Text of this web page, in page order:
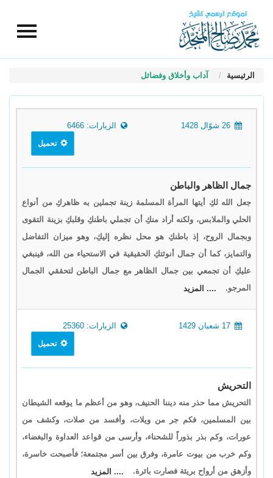
الرئيسية آداب وأخلاق وفضائل
الزيارات: 6466
تحميل
جمال الظاهر والباطن
جعل الله لكِ أيتها المرأة المسلمة زينة تجملين به ظاهركِ من أنواع
الحلي والملابس، ولكنه أراد منكِ أن تجملي باطنكِ وقلبكِ بزينة التقوى
وبجمال الروح، إذ باطنكِ هو محل نظره إليكِ، وهو ميزان التفاضل
والتمايز، كما أن جمال أنوثتكِ الحقيقية في الاستحياء من الله، فينبغي
عليكِ أن تجمعي بين جمال الظاهر مع جمال الباطن لتحققي الجمال
المرجو.
.... المزيد
الزيارات: 25360
تحميل
التحريش
التحريش مما حذر منه ديننا الحنيف، وهو من أعظم ما يوقعه الشيطان
بين المسلمين، فكم جر من ويلات، وأفسد من صلات، وكشف من
عورات، وكم بذر بذوراً للشحناء، وأرسى من قواعد العداوة والبغضاء،
وكم خرب من بيوت عامرة، وفرق بين أسر مجتمعة؛ فأصبحت خاسرة،
وأزهق من أرواح بريئة فصارت بائرة.
.... المزيد